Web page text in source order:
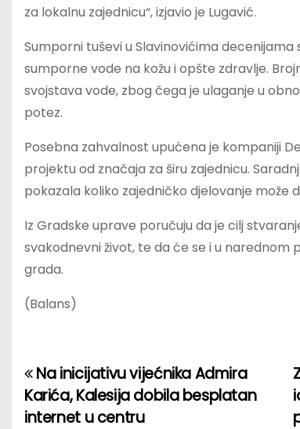
za lokalnu zajednicu“, izjavio je Lugavić.
Sumporni tuševi u Slavinovićima
sumporne vode na kožu i opšte zdravlje.
svojstava vode, zbog čega je ulaganje u
potez.
Posebna zahvalnost upućena je kompaniji
projektu od značaja za širu zajednicu.
pokazala koliko zajedničko djelovanje
Iz Gradske uprave poručuju da je cilj
svakodnevni život, te da će se i u
grada.
(Balans)
P
o
Na inicijativu vijećnika Admira
Karića, Kalesija dobila besplatan
internet u centru